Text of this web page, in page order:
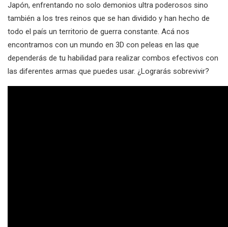
Japón, enfrentando no solo demonios ultra poderosos sino
también a los tres reinos que se han dividido y han hecho de
todo el país un territorio de guerra constante. Acá nos
encontramos con un mundo en 3D con peleas en las que
dependerás de tu habilidad para realizar combos efectivos con
las diferentes armas que puedes usar. ¿Lograrás sobrevivir?